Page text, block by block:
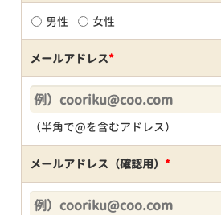
男性 女性
メールアドレス*
（半角で@を含むアドレス）
メールアドレス（確認用） *